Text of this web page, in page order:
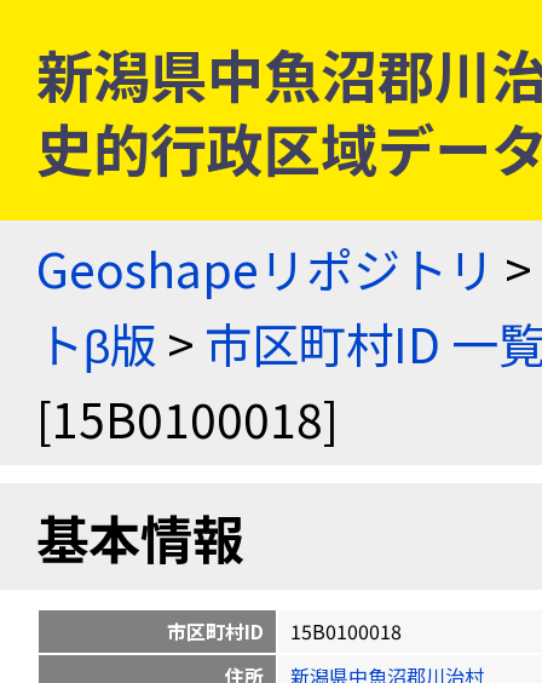
新潟県中魚沼郡川
史的行政区域デー
Geoshapeリポジトリ >
トβ版 > 市区町村ID 一
[15B0100018]
基本情報
市区町村ID
15B0100018
住所
新潟県中魚沼郡川治村